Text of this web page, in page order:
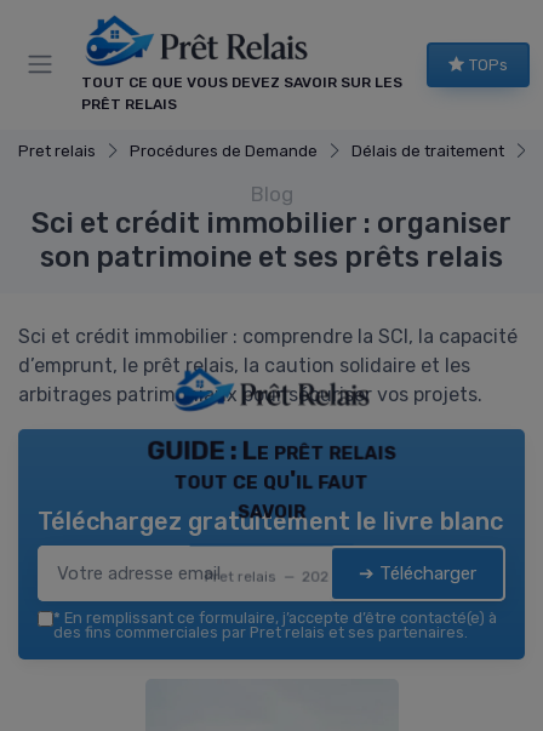
TOUT CE QUE VOUS DEVEZ SAVOIR SUR LES
PRÊT RELAIS
TOPs
Pret relais Procédures de Demande Délais de traitement
Blog
Sci et crédit immobilier : organiser
son patrimoine et ses prêts relais
Sci et crédit immobilier : comprendre la SCI, la capacité
d’emprunt, le prêt relais, la caution solidaire et les
arbitrages patrimoniaux pour sécuriser vos projets.
GUIDE : Le prêt relais
tout ce qu'il faut
savoir
Pret relais — 2026
Téléchargez gratuitement le livre blanc
➔ Télécharger
* En remplissant ce formulaire, j’accepte d’être contacté(e) à
des fins commerciales par Pret relais et ses partenaires.
Panneau de gestion des cookies